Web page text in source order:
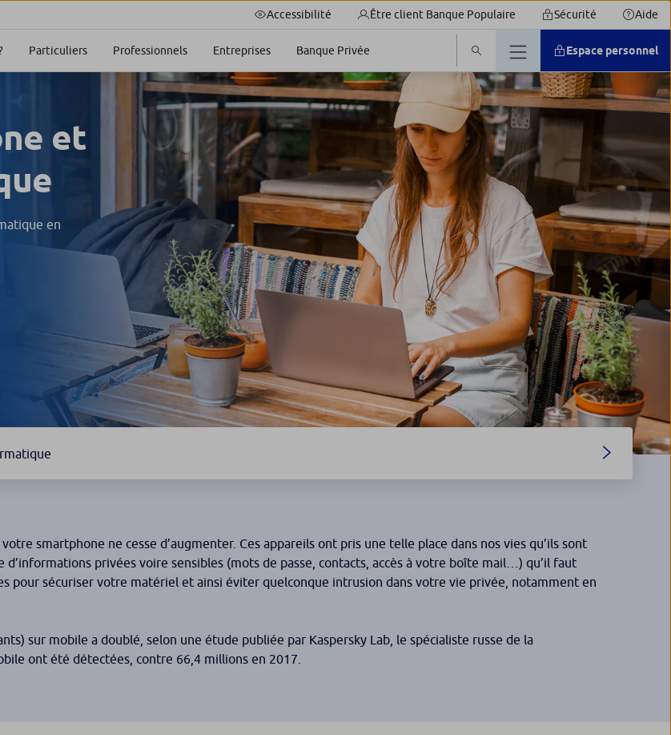
Accessibilité Être client Banque Populaire Sécurité Aide
Particuliers Professionnels Entreprises Banque Privée Espace personnel
et
en
smartphone ne cesse d’augmenter. Ces appareils ont pris une telle place dans nos vies qu’ils sont
privées voire sensibles (mots de passe, contacts, accès à votre boîte mail…) qu’il faut
pour sécuriser votre matériel et ainsi éviter quelconque intrusion dans votre vie privée, notamment en
sur mobile a doublé, selon une étude publiée par Kaspersky Lab, le spécialiste russe de la
ont été détectées, contre 66,4 millions en 2017.